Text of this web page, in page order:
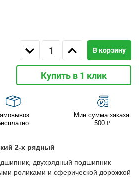
В корзину
Купить в 1 клик
Мин.сумма заказа:
500 ₽
2-х рядный
двухрядный подшипник
роликами и сферической дорожкой